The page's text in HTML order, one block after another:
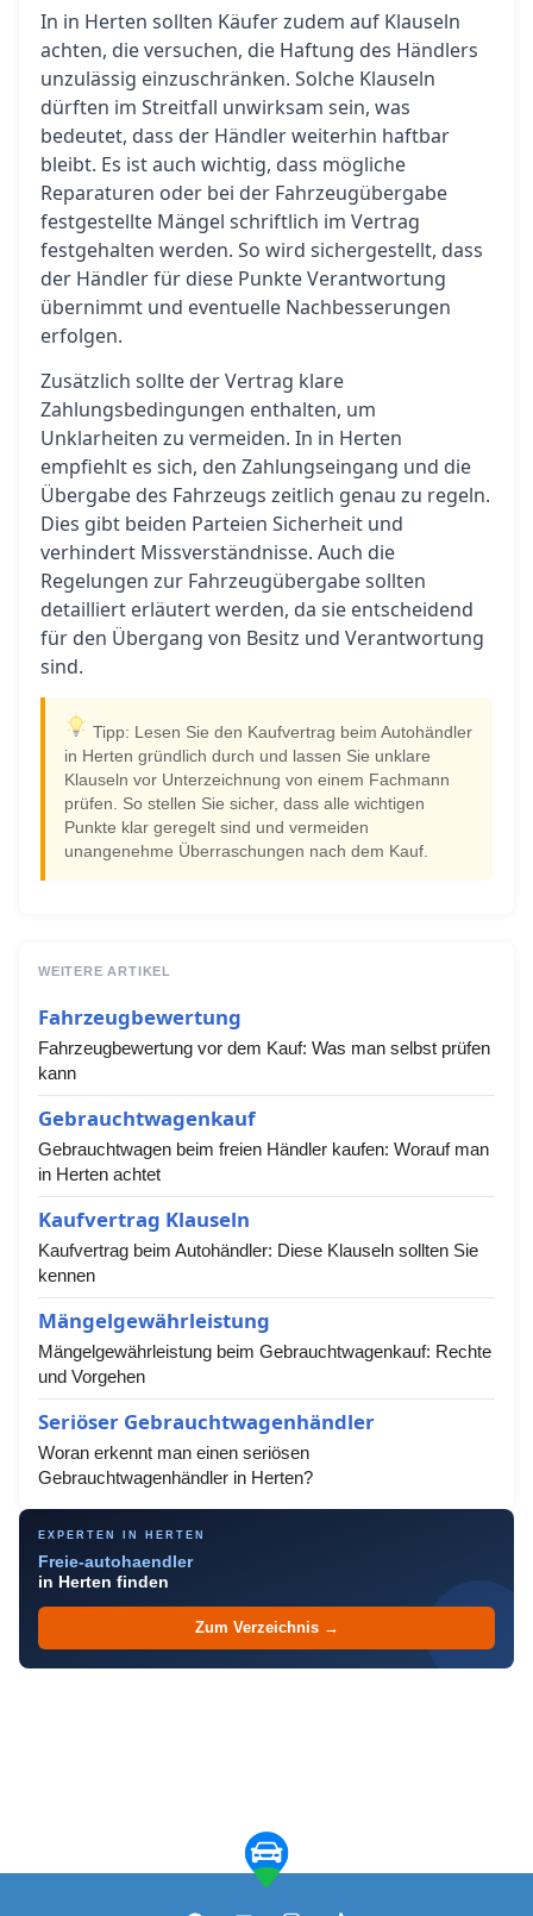
In in Herten sollten Käufer zudem auf Klauseln
achten, die versuchen, die Haftung des Händlers
unzulässig einzuschränken. Solche Klauseln
dürften im Streitfall unwirksam sein, was
bedeutet, dass der Händler weiterhin haftbar
bleibt. Es ist auch wichtig, dass mögliche
Reparaturen oder bei der Fahrzeugübergabe
festgestellte Mängel schriftlich im Vertrag
festgehalten werden. So wird sichergestellt, dass
der Händler für diese Punkte Verantwortung
übernimmt und eventuelle Nachbesserungen
erfolgen.
Zusätzlich sollte der Vertrag klare
Zahlungsbedingungen enthalten, um
Unklarheiten zu vermeiden. In in Herten
empfiehlt es sich, den Zahlungseingang und die
Übergabe des Fahrzeugs zeitlich genau zu regeln.
Dies gibt beiden Parteien Sicherheit und
verhindert Missverständnisse. Auch die
Regelungen zur Fahrzeugübergabe sollten
detailliert erläutert werden, da sie entscheidend
für den Übergang von Besitz und Verantwortung
sind.
Tipp: Lesen Sie den Kaufvertrag beim Autohändler
in Herten gründlich durch und lassen Sie unklare
Klauseln vor Unterzeichnung von einem Fachmann
prüfen. So stellen Sie sicher, dass alle wichtigen
Punkte klar geregelt sind und vermeiden
unangenehme Überraschungen nach dem Kauf.
WEITERE ARTIKEL
Fahrzeugbewertung
Fahrzeugbewertung vor dem Kauf: Was man selbst prüfen
kann
Gebrauchtwagenkauf
Gebrauchtwagen beim freien Händler kaufen: Worauf man
in Herten achtet
Kaufvertrag Klauseln
Kaufvertrag beim Autohändler: Diese Klauseln sollten Sie
kennen
Mängelgewährleistung
Mängelgewährleistung beim Gebrauchtwagenkauf: Rechte
und Vorgehen
Seriöser Gebrauchtwagenhändler
Woran erkennt man einen seriösen
Gebrauchtwagenhändler in Herten?
EXPERTEN IN HERTEN
Freie-autohaendler
in Herten finden
Zum Verzeichnis →